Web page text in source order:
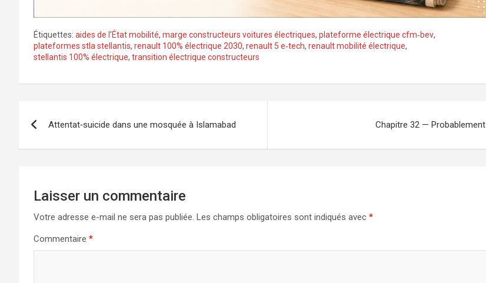
Étiquettes: aides de l’État mobilité, marge constructeurs voitures électriques, plateforme électrique cfm‑bev,
plateformes stla stellantis, renault 100% électrique 2030, renault 5 e‑tech, renault mobilité électrique,
stellantis 100% électrique, transition électrique constructeurs
de
Attentat‑suicide dans une mosquée à Islamabad Chapitre 32 — Probablement
Laisser un commentaire
Votre adresse e-mail ne sera pas publiée. Les champs obligatoires sont indiqués avec *
Commentaire *